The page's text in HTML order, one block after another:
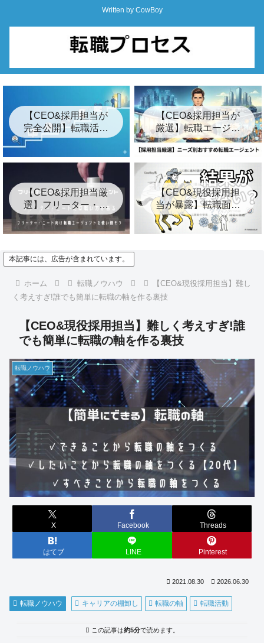
Written by CowBoy
【CEO&採用担当が
完全公開】転職活動
の始め方ロードマッ
順」
【CEO&採用担当が
厳選】転職エージェ
ントおすすめ24選&
裏事情【2026年最
【CEO&採用担当厳
選】フリーター・ニ
ート向けおすすめ転
職エージェント8選
【CEO&現役採用担
当が暴露】転職面接
の結果が遅い3つの裏
事情とは？【キー
本記事には、広告が含まれています。
ホーム 転職ノウハウ
【CEO&現役採用担当】難し
く考えすぎ!誰でも簡単に転職の軸を作る裏技
【CEO&現役採用担当】難しく考えすぎ!誰
でも簡単に転職の軸を作る裏技
転職ノウハウ
X Facebook Threads
はてブ LINE Pinterest
2021.08.30 2026.06.30
転職ノウハウ キャリアの棚卸し 転職の軸 転職活動
この記事は約5分で読めます。